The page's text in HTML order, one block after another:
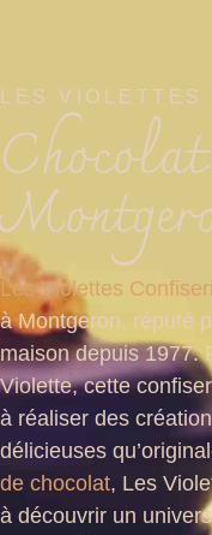
LES
Les Violettes
à Montgeron, réputé
maison depuis 1977.
Violette, cette
à réaliser des
délicieuses
de chocolat, Les
à découvrir un